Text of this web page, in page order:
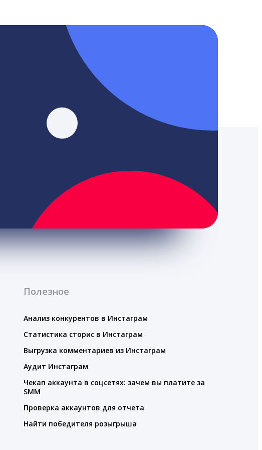
Полезное
Анализ конкурентов в Инстаграм
Статистика сторис в Инстаграм
Выгрузка комментариев из Инстаграм
Аудит Инстаграм
Чекап аккаунта в соцсетях: зачем вы платите за
SMM
Проверка аккаунтов для отчета
Найти победителя розыгрыша